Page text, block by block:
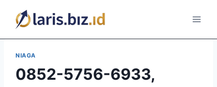
content
NIAGA
0852-5756-6933,